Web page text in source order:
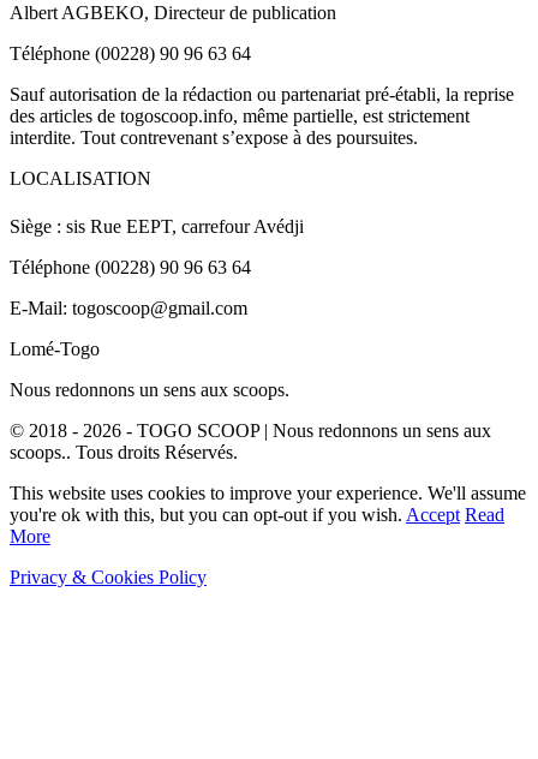
Albert AGBEKO, Directeur de publication
Téléphone (00228) 90 96 63 64
Sauf autorisation de la rédaction ou partenariat pré-établi, la reprise
des articles de togoscoop.info, même partielle, est strictement
interdite. Tout contrevenant s’expose à des poursuites.
LOCALISATION
Siège : sis Rue EEPT, carrefour Avédji
Téléphone (00228) 90 96 63 64
E-Mail: togoscoop@gmail.com
Lomé-Togo
Nous redonnons un sens aux scoops.
© 2018 - 2026 - TOGO SCOOP | Nous redonnons un sens aux
scoops.. Tous droits Réservés.
This website uses cookies to improve your experience. We'll assume
you're ok with this, but you can opt-out if you wish. Accept Read
More
Privacy & Cookies Policy